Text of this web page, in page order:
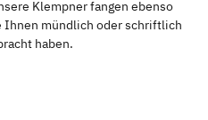
Klempner fangen ebenso
Ihnen mündlich oder schriftlich
haben.